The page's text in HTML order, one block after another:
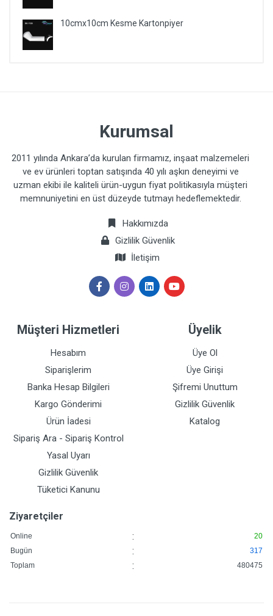
10cmx10cm Kesme Kartonpiyer
Kurumsal
2011 yılında Ankara’da kurulan firmamız, inşaat malzemeleri
ve ev ürünleri toptan satışında 40 yılı aşkın deneyimi ve
uzman ekibi ile kaliteli ürün-uygun fiyat politikasıyla müşteri
memnuniyetini en üst düzeyde tutmayı hedeflemektedir.
Hakkımızda
Gizlilik Güvenlik
İletişim
Müşteri Hizmetleri
Hesabım
Siparişlerim
Banka Hesap Bilgileri
Kargo Gönderimi
Ürün İadesi
Sipariş Ara - Sipariş Kontrol
Yasal Uyarı
Gizlilik Güvenlik
Tüketici Kanunu
Üyelik
Üye Ol
Üye Girişi
Şifremi Unuttum
Gizlilik Güvenlik
Katalog
Ziyaretçiler
Online :
20
Bugün
:
317
Toplam
: 480475